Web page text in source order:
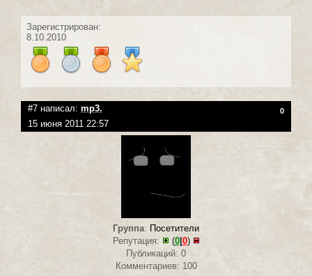
Зарегистрирован:
8.10.2010
#7 написал: mp3. 0
15 июня 2011 22:57
Группа: Посетители
Репутация:
(0|0)
Публикаций: 0
Комментариев: 100